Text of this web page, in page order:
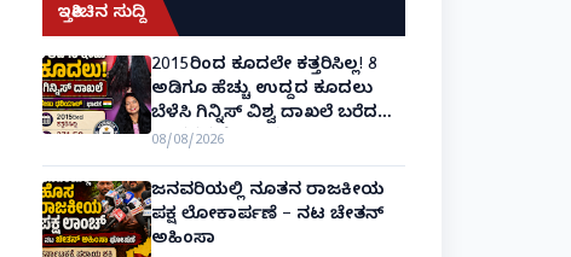
ಇತ್ತೀಚಿನ ಸುದ್ದಿ
2015ರಿಂದ ಕೂದಲೇ ಕತ್ತರಿಸಿಲ್ಲ! 8
ಅಡಿಗೂ ಹೆಚ್ಚು ಉದ್ದದ ಕೂದಲು
ಬೆಳೆಸಿ ಗಿನ್ನಿಸ್ ವಿಶ್ವ ದಾಖಲೆ ಬರೆದ
ಭಾರತದ ರೇಣು ಧರಿಯಾಲ್!
08/08/2026
ಜನವರಿಯಲ್ಲಿ ನೂತನ ರಾಜಕೀಯ
ಪಕ್ಷ ಲೋಕಾರ್ಪಣೆ – ನಟ ಚೇತನ್
ಅಹಿಂಸಾ